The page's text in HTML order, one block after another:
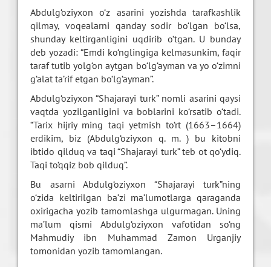
Abdulg‘oziyxon o‘z asarini yozishda tarafkashlik
qilmay, voqealarni qanday sodir bo‘lgan bo‘lsa,
shunday keltirganligini uqdirib o‘tgan. U bunday
deb yozadi: “Emdi ko‘nglingiga kelmasunkim, faqir
taraf tutib yolg‘on aytgan bo‘lg‘ayman va yo o‘zimni
g‘alat ta’rif etgan bo‘lg‘ayman”.
Abdulg‘oziyxon “Shajarayi turk” nomli asarini qaysi
vaqtda yozilganligini va boblarini ko‘rsatib o‘tadi.
“Tarix hijriy ming taqi yetmish to‘rt (1663–1664)
erdikim, biz (Abdulg‘oziyxon q. m. ) bu kitobni
ibtido qilduq va taqi “Shajarayi turk” teb ot qo‘ydiq.
Taqi to‘qqiz bob qilduq”.
Bu asarni Abdulg‘oziyxon “Shajarayi turk”ning
o‘zida keltirilgan ba’zi ma’lumotlarga qaraganda
oxirigacha yozib tamomlashga ulgurmagan. Uning
ma’lum qismi Abdulg‘oziyxon vafotidan so‘ng
Mahmudiy ibn Muhammad Zamon Urganjiy
tomonidan yozib tamomlangan.